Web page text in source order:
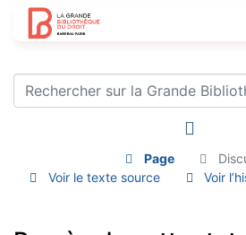
Page
Voir le texte source
Voir